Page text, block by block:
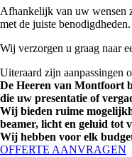
Afhankelijk van uw wensen
met de juiste benodigdheden.
Wij verzorgen u graag naar
Uiteraard zijn aanpassingen
De Heeren van Montfoort
die uw presentatie of
Wij bieden ruime
beamer, licht en geluid tot
Wij hebben voor elk
OFFERTE AANVRAGEN